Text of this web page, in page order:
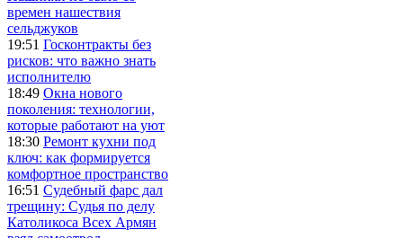
времен нашествия
сельджуков
19:51 Госконтракты без
рисков: что важно знать
исполнителю
18:49 Окна нового
поколения: технологии,
которые работают на уют
18:30 Ремонт кухни под
ключ: как формируется
комфортное пространство
16:51 Судебный фарс дал
трещину: Судья по делу
Католикоса Всех Армян